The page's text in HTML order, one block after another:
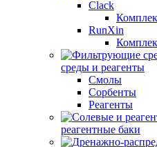
Clack
RunXin
среды и реагенты
Смолы
Сорбенты
Реагенты
реагентные баки